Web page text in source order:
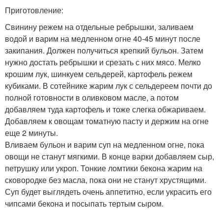
Приготовление:
Свинину режем на отдельные ребрышки, заливаем
водой и варим на медленном огне 40-45 минут после
закипания. Должен получиться крепкий бульон. Затем
нужно достать ребрышки и срезать с них мясо. Мелко
крошим лук, шинкуем сельдерей, картофель режем
кубиками. В сотейнике жарим лук с сельдереем почти до
полной готовности в оливковом масле, а потом
добавляем туда картофель и тоже слегка обжариваем.
Добавляем к овощам томатную пасту и держим на огне
еще 2 минуты.
Вливаем бульон и варим суп на медленном огне, пока
овощи не станут мягкими. В конце варки добавляем сыр,
петрушку или укроп. Тонкие ломтики бекона жарим на
сковородке без масла, пока они не станут хрустящими.
Суп будет выглядеть очень аппетитно, если украсить его
чипсами бекона и посыпать тертым сыром.